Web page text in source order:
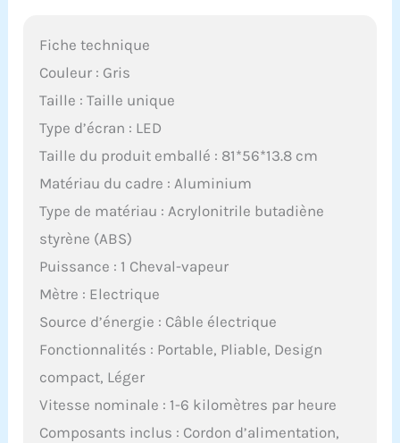
Fiche technique
Couleur : Gris
Taille : Taille unique
Type d’écran : LED
Taille du produit emballé : 81*56*13.8 cm
Matériau du cadre : Aluminium
Type de matériau : Acrylonitrile butadiène
styrène (ABS)
Puissance : 1 Cheval-vapeur
Mètre : Electrique
Source d’énergie : Câble électrique
Fonctionnalités : Portable, Pliable, Design
compact, Léger
Vitesse nominale : 1-6 kilomètres par heure
Composants inclus : Cordon d’alimentation,